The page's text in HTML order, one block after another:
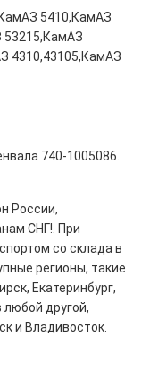
5410,КамАЗ
53215,КамАЗ
4310,43105,КамАЗ
740-1005086.
России,
СНГ!. При
со склада в
регионы, такие
Екатеринбург,
любой другой,
и Владивосток.